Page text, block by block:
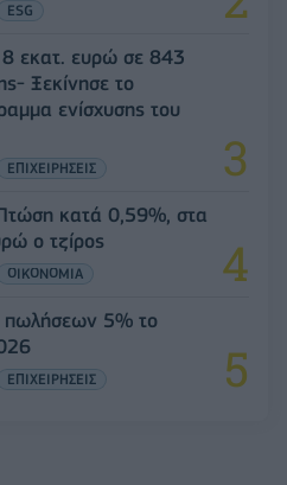
ESG
8 εκατ. ευρώ σε 843
Ξεκίνησε το
ενίσχυσης του
ΕΠΙΧΕΙΡΗΣΕΙΣ
Πτώση κατά 0,59%, στα
ο τζίρος
ΟΙΚΟΝΟΜΙΑ
πωλήσεων 5% το
ΕΠΙΧΕΙΡΗΣΕΙΣ